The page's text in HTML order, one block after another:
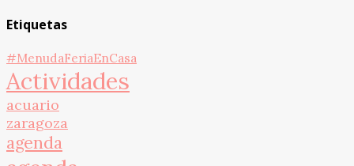
Etiquetas
#MenudaFeriaEnCasa
Actividades
acuario
zaragoza
agenda